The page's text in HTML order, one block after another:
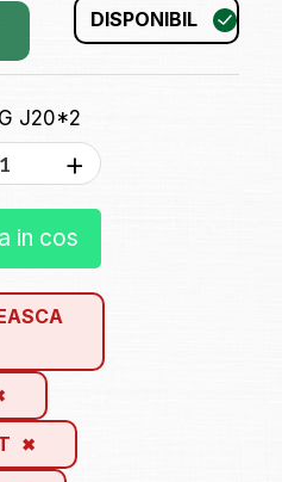
DISPONIBIL
J20*2
+
in cos